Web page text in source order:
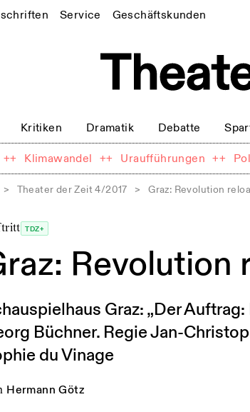
Service Geschäftskunden
Kritiken Dramatik Debatte
++ Klimawandel ++ Uraufführungen ++
> Theater der Zeit 4/2017 > Graz: Revolution
TDZ+
Revolution
Graz: „Der
Büchner. Regie Jan-
du Vinage
Hermann Götz